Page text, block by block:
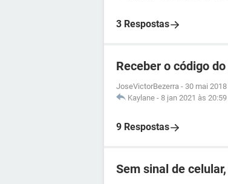
3 Respostas
Receber o código
JoseVictorBezerra - 30 mai
Kaylane - 8 jan 2021 às 20:59
9 Respostas
Sem sinal de